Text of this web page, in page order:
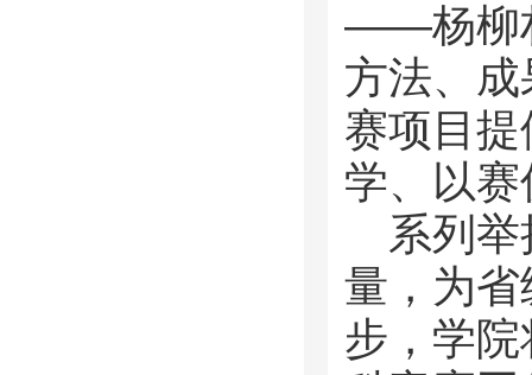
——杨柳
方法、
赛项目
学、以赛
系列
量，为
步，学